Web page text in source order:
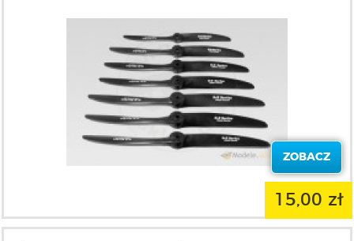
ZOBACZ
15,00 zł